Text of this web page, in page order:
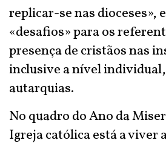
replicar-se nas dioceses»,
«desafios» para os
presença de cristãos nas
inclusive a nível
autarquias.
No quadro do Ano da
Igreja católica está a viver